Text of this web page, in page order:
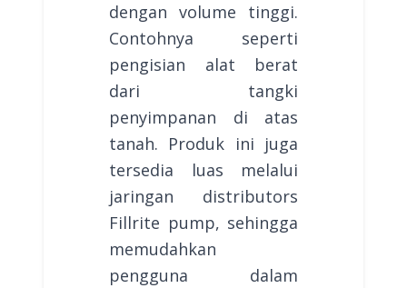
dengan volume tinggi.
Contohnya seperti
pengisian alat berat
dari tangki
penyimpanan di atas
tanah. Produk ini juga
tersedia luas melalui
jaringan distributors
Fillrite pump, sehingga
memudahkan
pengguna dalam